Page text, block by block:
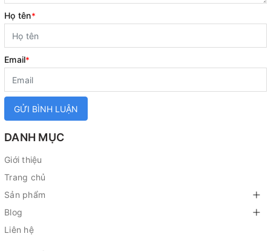
Họ tên*
Email*
GỬI BÌNH LUẬN
DANH MỤC
Giới thiệu
Trang chủ
Sản phẩm
Blog
Liên hệ